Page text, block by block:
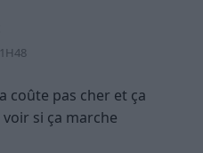
coûte pas cher et ça
si ça marche